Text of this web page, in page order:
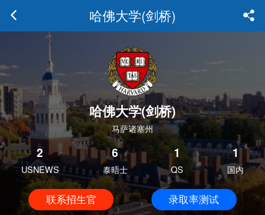
哈佛大学(剑桥)
哈佛大学(剑桥)
马萨诸塞州
2
USNEWS
6
泰晤士
1
QS
1
国内
联系招生官 录取率测试